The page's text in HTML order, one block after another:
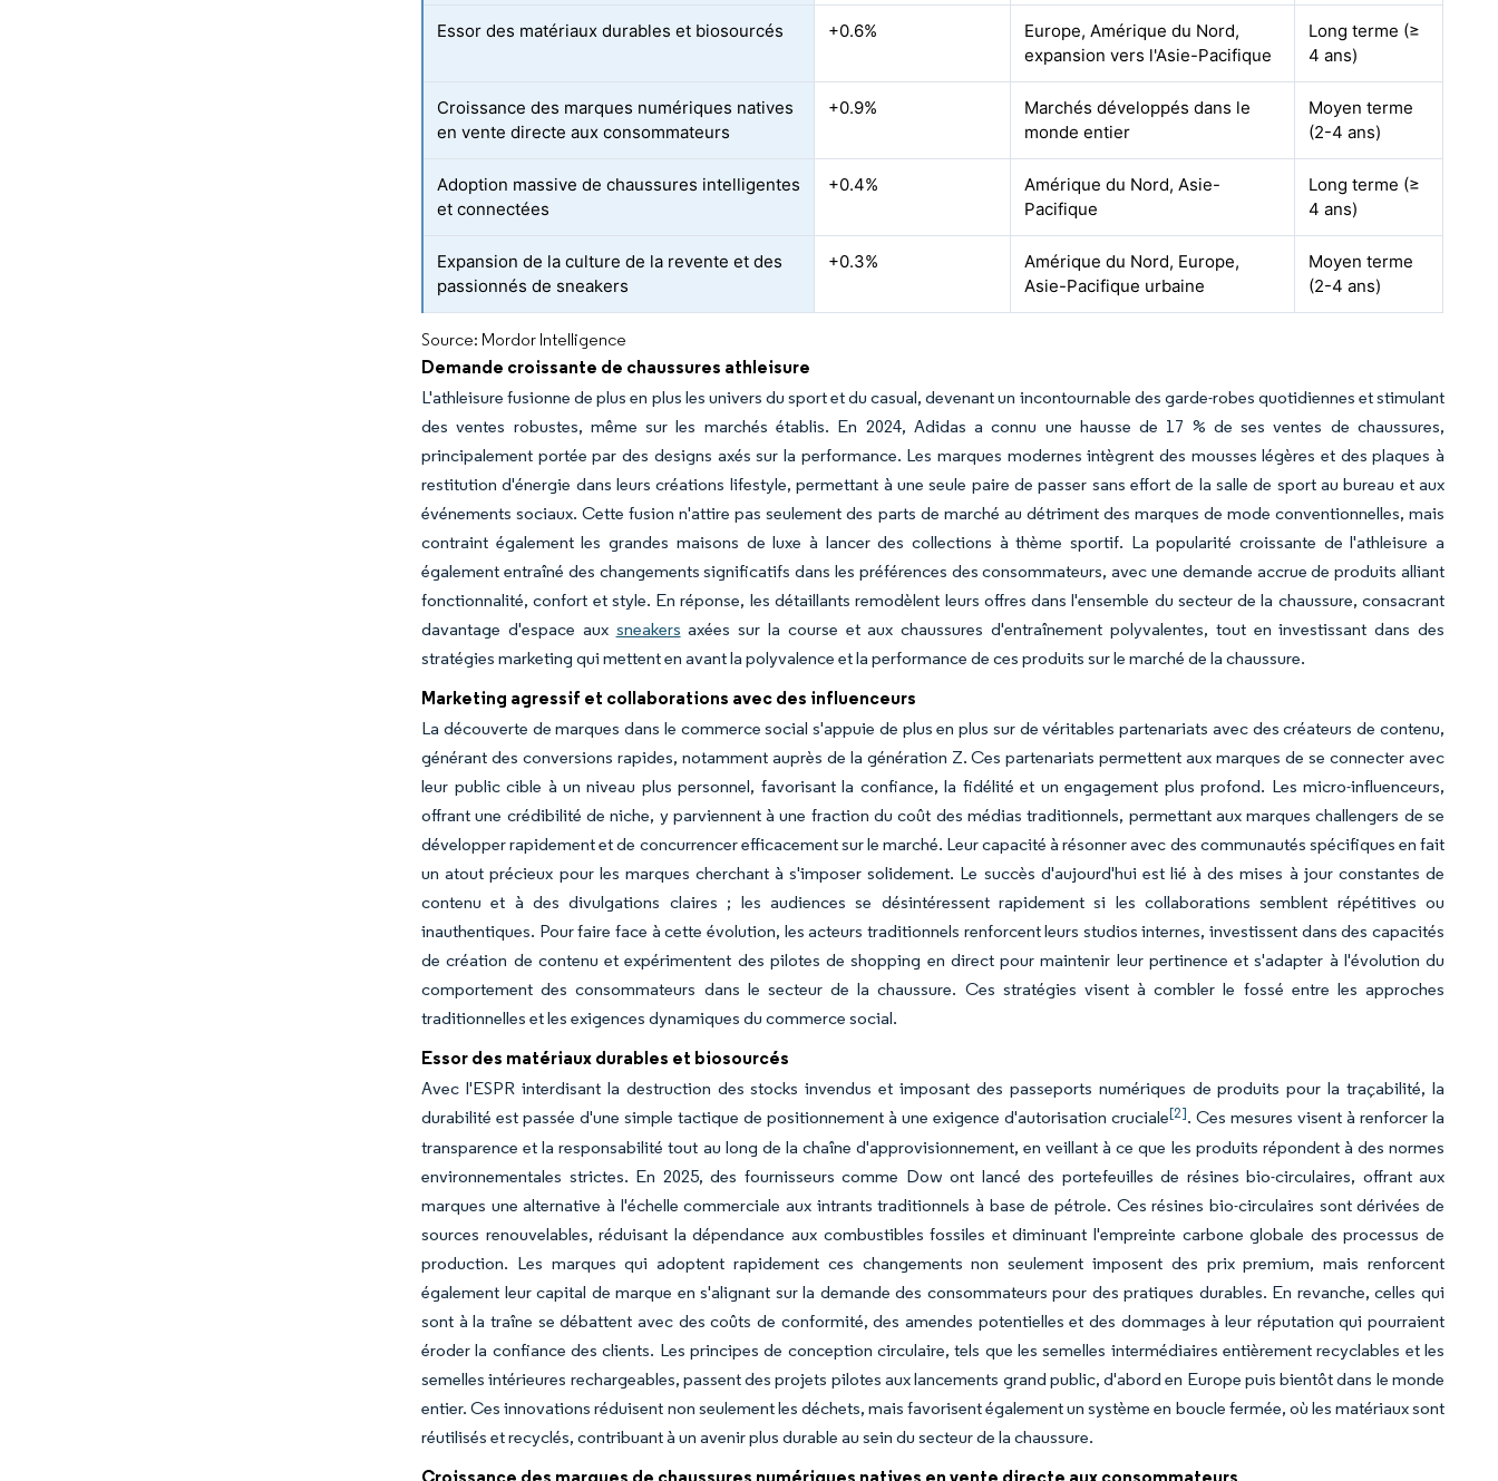
Essor des matériaux durables et biosourcés +0.6%
Europe, Amérique du Nord,
expansion vers l'Asie-Pacifique
Long terme (≥
4 ans)
Croissance des marques numériques natives
en vente directe aux consommateurs
+0.9%
Marchés développés dans le
monde entier
Moyen terme
(2-4 ans)
Adoption massive de chaussures intelligentes
et connectées
+0.4%
Amérique du Nord, Asie-
Pacifique
Long terme (≥
4 ans)
Expansion de la culture de la revente et des
passionnés de sneakers
+0.3%
Amérique du Nord, Europe,
Asie-Pacifique urbaine
Moyen terme
(2-4 ans)
Source: Mordor Intelligence
Demande croissante de chaussures athleisure
L'athleisure fusionne de plus en plus les univers du sport et du casual, devenant un incontournable des garde-robes quotidiennes et stimulant
des ventes robustes, même sur les marchés établis. En 2024, Adidas a connu une hausse de 17 % de ses ventes de chaussures,
principalement portée par des designs axés sur la performance. Les marques modernes intègrent des mousses légères et des plaques à
restitution d'énergie dans leurs créations lifestyle, permettant à une seule paire de passer sans effort de la salle de sport au bureau et aux
événements sociaux. Cette fusion n'attire pas seulement des parts de marché au détriment des marques de mode conventionnelles, mais
contraint également les grandes maisons de luxe à lancer des collections à thème sportif. La popularité croissante de l'athleisure a
également entraîné des changements significatifs dans les préférences des consommateurs, avec une demande accrue de produits alliant
fonctionnalité, confort et style. En réponse, les détaillants remodèlent leurs offres dans l'ensemble du secteur de la chaussure, consacrant
davantage d'espace aux sneakers axées sur la course et aux chaussures d'entraînement polyvalentes, tout en investissant dans des
stratégies marketing qui mettent en avant la polyvalence et la performance de ces produits sur le marché de la chaussure.
Marketing agressif et collaborations avec des influenceurs
La découverte de marques dans le commerce social s'appuie de plus en plus sur de véritables partenariats avec des créateurs de contenu,
générant des conversions rapides, notamment auprès de la génération Z. Ces partenariats permettent aux marques de se connecter avec
leur public cible à un niveau plus personnel, favorisant la confiance, la fidélité et un engagement plus profond. Les micro-influenceurs,
offrant une crédibilité de niche, y parviennent à une fraction du coût des médias traditionnels, permettant aux marques challengers de se
développer rapidement et de concurrencer efficacement sur le marché. Leur capacité à résonner avec des communautés spécifiques en fait
un atout précieux pour les marques cherchant à s'imposer solidement. Le succès d'aujourd'hui est lié à des mises à jour constantes de
contenu et à des divulgations claires ; les audiences se désintéressent rapidement si les collaborations semblent répétitives ou
inauthentiques. Pour faire face à cette évolution, les acteurs traditionnels renforcent leurs studios internes, investissent dans des capacités
de création de contenu et expérimentent des pilotes de shopping en direct pour maintenir leur pertinence et s'adapter à l'évolution du
comportement des consommateurs dans le secteur de la chaussure. Ces stratégies visent à combler le fossé entre les approches
traditionnelles et les exigences dynamiques du commerce social.
Essor des matériaux durables et biosourcés
Avec l'ESPR interdisant la destruction des stocks invendus et imposant des passeports numériques de produits pour la traçabilité, la
durabilité est passée d'une simple tactique de positionnement à une exigence d'autorisation cruciale[2]. Ces mesures visent à renforcer la
transparence et la responsabilité tout au long de la chaîne d'approvisionnement, en veillant à ce que les produits répondent à des normes
environnementales strictes. En 2025, des fournisseurs comme Dow ont lancé des portefeuilles de résines bio-circulaires, offrant aux
marques une alternative à l'échelle commerciale aux intrants traditionnels à base de pétrole. Ces résines bio-circulaires sont dérivées de
sources renouvelables, réduisant la dépendance aux combustibles fossiles et diminuant l'empreinte carbone globale des processus de
production. Les marques qui adoptent rapidement ces changements non seulement imposent des prix premium, mais renforcent
également leur capital de marque en s'alignant sur la demande des consommateurs pour des pratiques durables. En revanche, celles qui
sont à la traîne se débattent avec des coûts de conformité, des amendes potentielles et des dommages à leur réputation qui pourraient
éroder la confiance des clients. Les principes de conception circulaire, tels que les semelles intermédiaires entièrement recyclables et les
semelles intérieures rechargeables, passent des projets pilotes aux lancements grand public, d'abord en Europe puis bientôt dans le monde
entier. Ces innovations réduisent non seulement les déchets, mais favorisent également un système en boucle fermée, où les matériaux sont
réutilisés et recyclés, contribuant à un avenir plus durable au sein du secteur de la chaussure.
Croissance des marques de chaussures numériques natives en vente directe aux consommateurs